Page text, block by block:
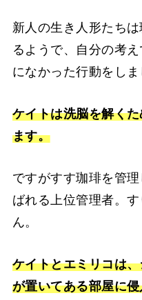
新人の生き人形たち
るようで、自分の考
になかった行動をしま
ケイトは洗脳を解く
ます。
ですがすす珈琲を管
ばれる上位管理者。
ん。
ケイトとエミリコは
が置いてある部屋に